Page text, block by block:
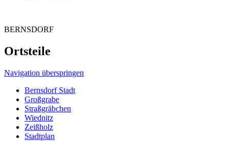
BERNSDORF
Ortsteile
Navigation überspringen
Bernsdorf Stadt
Großgrabe
Straßgräbchen
Wiednitz
Zeißholz
Stadtplan